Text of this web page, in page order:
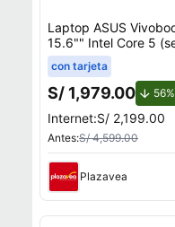
Laptop ASUS
15.6"" Intel Core 5
100) 8GB 512GB SSD
X1504VA-BQ4451W
con tarjeta
S/ 1,979.00 56%
Internet:S/ 2,199.00
Antes:S/ 4,599.00
Plazavea